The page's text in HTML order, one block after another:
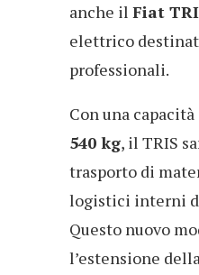
anche il Fiat
elettrico
professionali.
Con una
540 kg, il TRIS
trasporto di
logistici interni
Questo nuovo
l’estensione